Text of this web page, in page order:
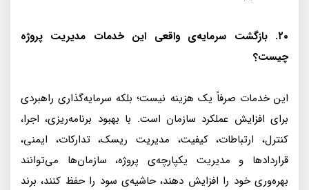
۲۰. بازگشت سرمایه‌ی واقعی این خدمات مدیریت پروژه
چیست؟
این خدمات صرفاً یک هزینه نیست؛ بلکه سرمایه‌گذاری راهبردی
برای افزایش عملکرد سازمان است. با بهبود برنامه‌ریزی، اجرا،
کنترل، ارتباطات، کیفیت، مدیریت ریسک، تدارکات، ایمنی،
قراردادها و مدیریت یکپارچه‌ی پروژه، سازمان‌ها می‌توانند
بهره‌وری خود را افزایش دهند، حاشیه‌ی سود را حفظ کنند، برند